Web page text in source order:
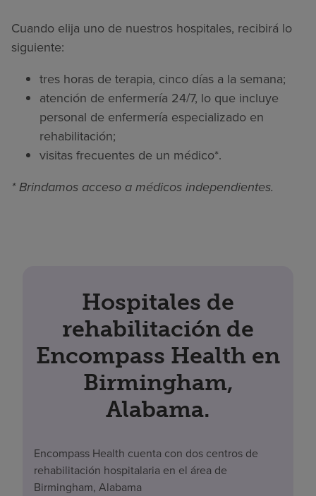
Cuando elija uno de nuestros hospitales, recibirá lo
siguiente:
tres horas de terapia, cinco días a la semana;
atención de enfermería 24/7, lo que incluye
personal de enfermería especializado en
rehabilitación;
visitas frecuentes de un médico*.
* Brindamos acceso a médicos independientes.
Hospitales de
rehabilitación de
Encompass Health en
Birmingham,
Alabama.
Encompass Health cuenta con dos centros de
rehabilitación hospitalaria en el área de
Birmingham, Alabama